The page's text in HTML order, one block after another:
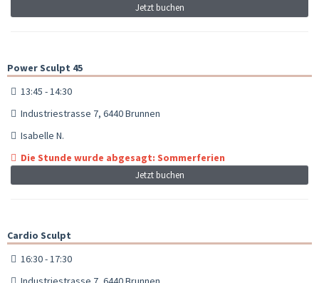
Jetzt buchen
Power Sculpt 45
13:45 - 14:30
Industriestrasse 7, 6440 Brunnen
Isabelle N.
Die Stunde wurde abgesagt: Sommerferien
Jetzt buchen
Cardio Sculpt
16:30 - 17:30